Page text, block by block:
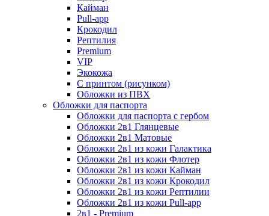
Кайман
Pull-app
Крокодил
Рептилия
Premium
VIP
Экокожа
С принтом (рисунком)
Обложки из ПВХ
Обложки для паспорта
Обложки для паспорта с гербом
Обложки 2в1 Глянцевые
Обложки 2в1 Матовые
Обложки 2в1 из кожи Галактика
Обложки 2в1 из кожи Флотер
Обложки 2в1 из кожи Кайман
Обложки 2в1 из кожи Крокодил
Обложки 2в1 из кожи Рептилии
Обложки 2в1 из кожи Pull-app
2в1 - Premium